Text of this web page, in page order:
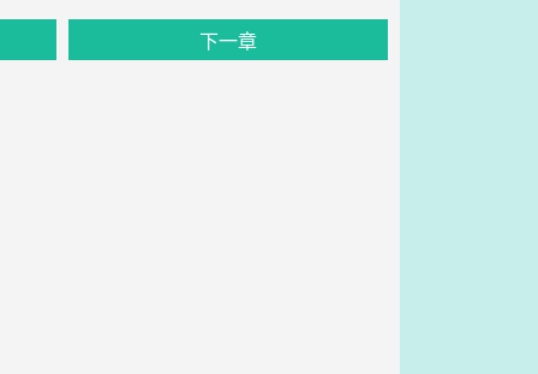
下一章